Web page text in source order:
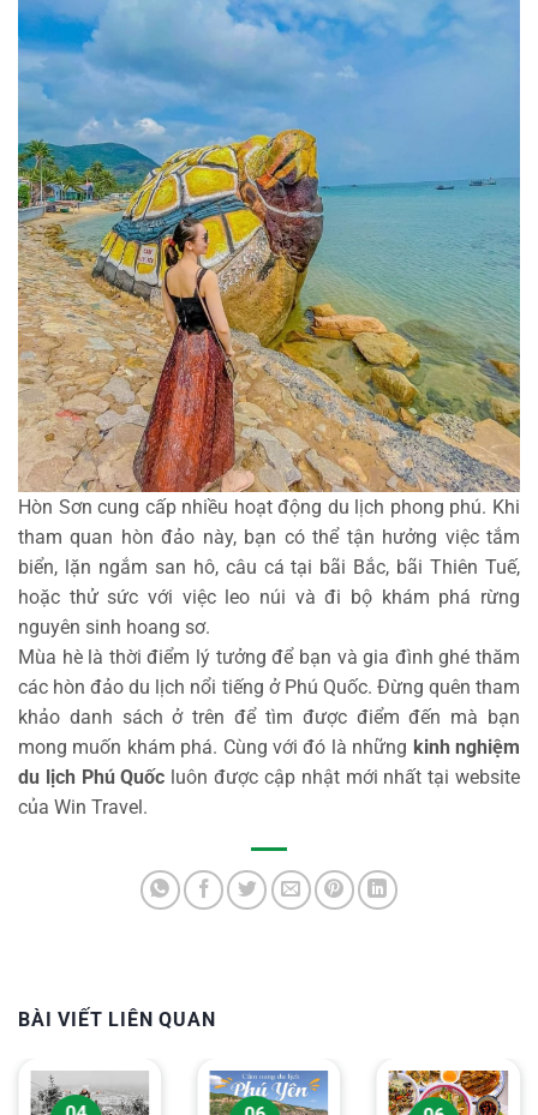
Hòn Sơn cung cấp nhiều hoạt động du lịch phong phú. Khi
tham quan hòn đảo này, bạn có thể tận hưởng việc tắm
biển, lặn ngắm san hô, câu cá tại bãi Bắc, bãi Thiên Tuế,
hoặc thử sức với việc leo núi và đi bộ khám phá rừng
nguyên sinh hoang sơ.
Mùa hè là thời điểm lý tưởng để bạn và gia đình ghé thăm
các hòn đảo du lịch nổi tiếng ở Phú Quốc. Đừng quên tham
khảo danh sách ở trên để tìm được điểm đến mà bạn
mong muốn khám phá. Cùng với đó là những kinh nghiệm
du lịch Phú Quốc luôn được cập nhật mới nhất tại website
của Win Travel.
BÀI VIẾT LIÊN QUAN